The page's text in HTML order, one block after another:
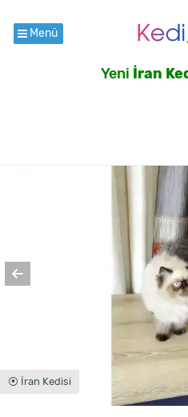
Menü
Yeni İran
⦿ İran Kedisi